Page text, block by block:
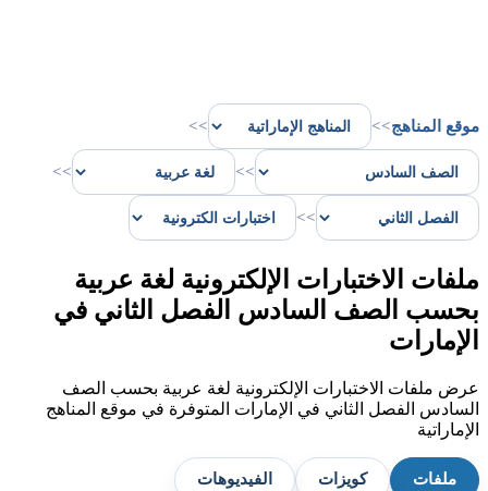
موقع المناهج>>
>>
>>
>>
>>
ملفات الاختبارات الإلكترونية لغة عربية
بحسب الصف السادس الفصل الثاني في
الإمارات
عرض ملفات الاختبارات الإلكترونية لغة عربية بحسب الصف
السادس الفصل الثاني في الإمارات المتوفرة في موقع المناهج
الإماراتية
ملفات كويزات الفيديوهات